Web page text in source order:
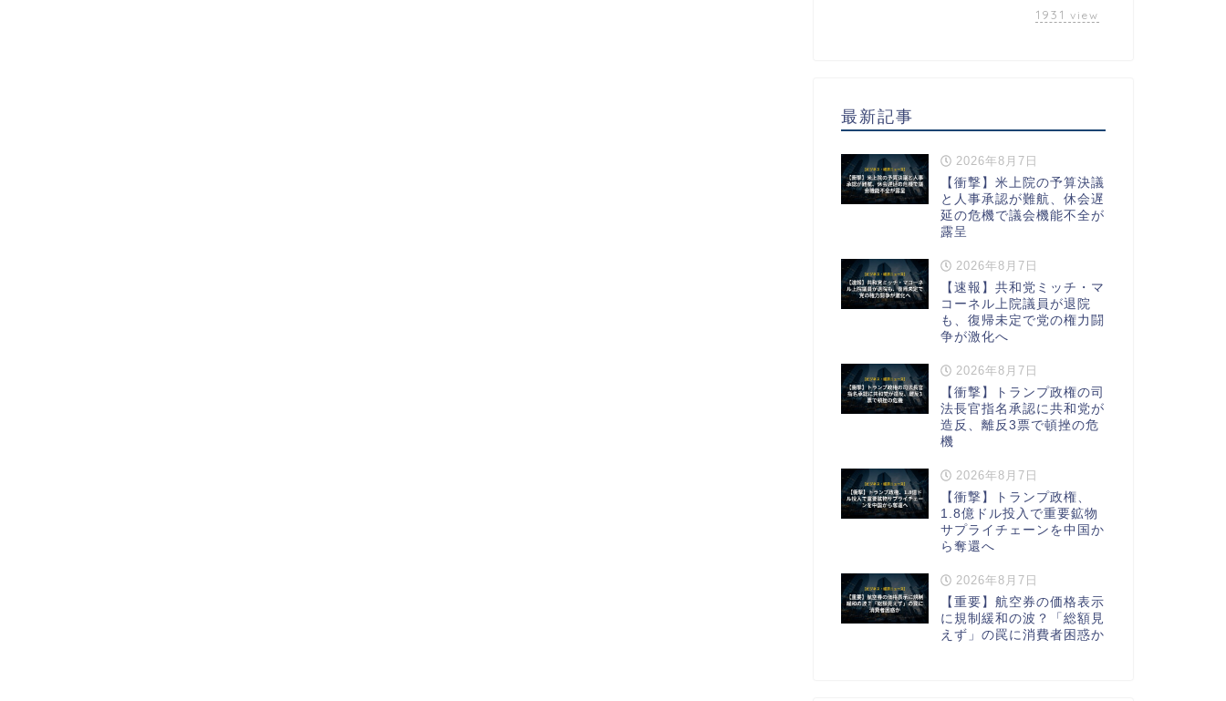
1931 view
最新記事
2026年8月7日
【衝撃】米上院の予算決議
と人事承認が難航、休会遅
延の危機で議会機能不全が
露呈
2026年8月7日
【速報】共和党ミッチ・マ
コーネル上院議員が退院
も、復帰未定で党の権力闘
争が激化へ
2026年8月7日
【衝撃】トランプ政権の司
法長官指名承認に共和党が
造反、離反3票で頓挫の危
機
2026年8月7日
【衝撃】トランプ政権、
1.8億ドル投入で重要鉱物
サプライチェーンを中国か
ら奪還へ
2026年8月7日
【重要】航空券の価格表示
に規制緩和の波？「総額見
えず」の罠に消費者困惑か